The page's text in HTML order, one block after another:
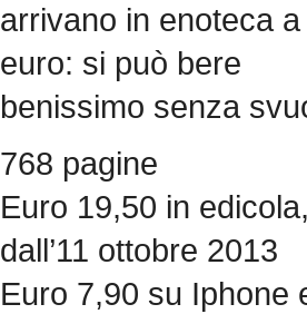
arrivano in enoteca
euro: si può bere
benissimo senza
768 pagine
Euro 19,50 in
dall’11 ottobre 2013
Euro 7,90 su Iphone